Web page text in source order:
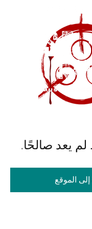
لم يعد صالحًا.
الموقع